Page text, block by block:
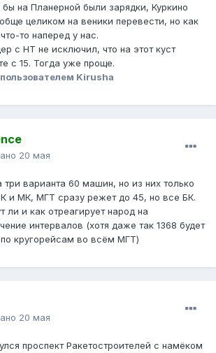
на Планерной были зарядки, Куркино
целиком на веники перевести, но как
то наперед у нас.
с НТ не исключил, что на этот куст
с 15. Тогда уже проще.
пользователем Kirusha
20 мая
варианта 60 машин, но из них только
и МК, МГТ сразу режет до 45, но все БК.
ли и как отреагирует народ на
интервалов (хотя даже так 1368 будет
кругорейсам во всём МГТ)
20 мая
проспект Ракетостроителей с намёком